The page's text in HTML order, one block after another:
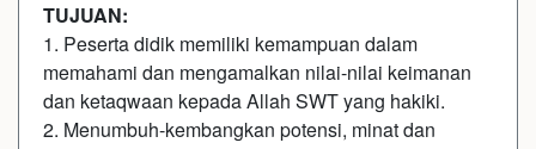
TUJUAN:
1. Peserta didik memiliki kemampuan dalam
memahami dan mengamalkan nilai-nilai keimanan
dan ketaqwaan kepada Allah SWT yang hakiki.
2. Menumbuh-kembangkan potensi, minat dan